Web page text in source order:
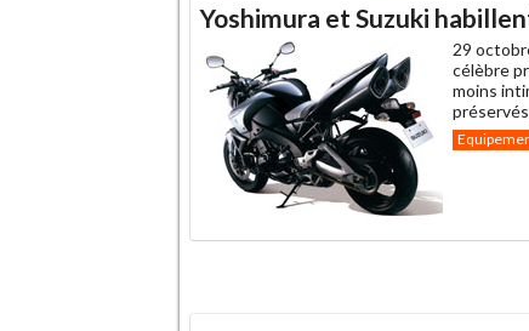
Yoshimura et Suzuki
29
célèbre
moins